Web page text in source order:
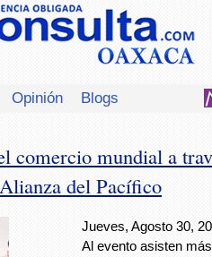
Opinión Blogs
comercio mundial a
del Pacífico
Jueves, Agosto 30,
Al evento asisten